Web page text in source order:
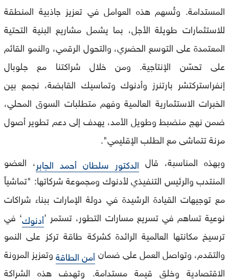
المستدامة. وتُسهم هذه العوامل في تعزيز جاذبية المنطقة
للاستثمارات طويلة الأجل، بما يشمل مشاريع البنية التحتية
المعتمدة على التوسع الحضري، والتحول الرقمي، والنمو القائم
على تحسّن الإنتاجية. ومن خلال شراكتنا مع جلوبال
إنفراستركتشر بارتنرز وأدنوك وتماسيك القابضة، نجمع بين
الخبرات الاستثمارية العالمية وفهم متطلبات السوق المحلي،
ضمن نهج منضبط وطويل الأمد، يهدف إلى دعم تطوير أصول
مرنة تتماشى مع الطلب الإقليمي".
وبهذه المناسبة، قال الدكتور سلطان أحمد الجابر، العضو
المنتدب والرئيس التنفيذي لأدنوك ومجموعة شركاتها: "تماشياً
مع توجيهات القيادة الرشيدة في دولة الإمارات ببناء شراكات
نوعية تساهم في تسريع مسارات التطور، تستمر ’أدنوك‘ في
ترسيخ مكانتها العالمية الرائدة كشركة طاقة تركز على النمو
والتقدم، وتواصل العمل على ضمانأمن الطاقةوتعزيز المرونة
الاقتصادية وخلق قيمة مستدامة. وتهدف هذه الشراكة